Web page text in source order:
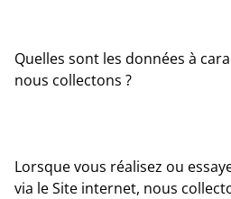
Quelles sont les données à
nous collectons ?
Lorsque vous réalisez ou
via le Site internet, nous